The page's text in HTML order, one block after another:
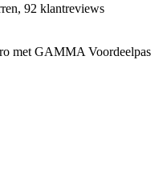
92 klantreviews
met GAMMA Voordeelpas